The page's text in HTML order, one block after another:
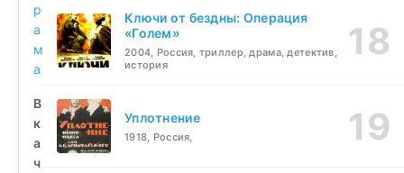
р
а
м
а
В
к
а
ч
Ключи от бездны: Операция
«Голем»
2004, Россия, триллер, драма, детектив,
история
Уплотнение
1918, Россия,